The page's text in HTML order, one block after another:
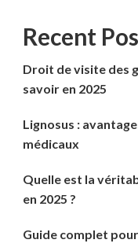
Recent
Droit de visite des
savoir en 2025
Lignosus :
médicaux
Quelle est la
en 2025 ?
Guide complet